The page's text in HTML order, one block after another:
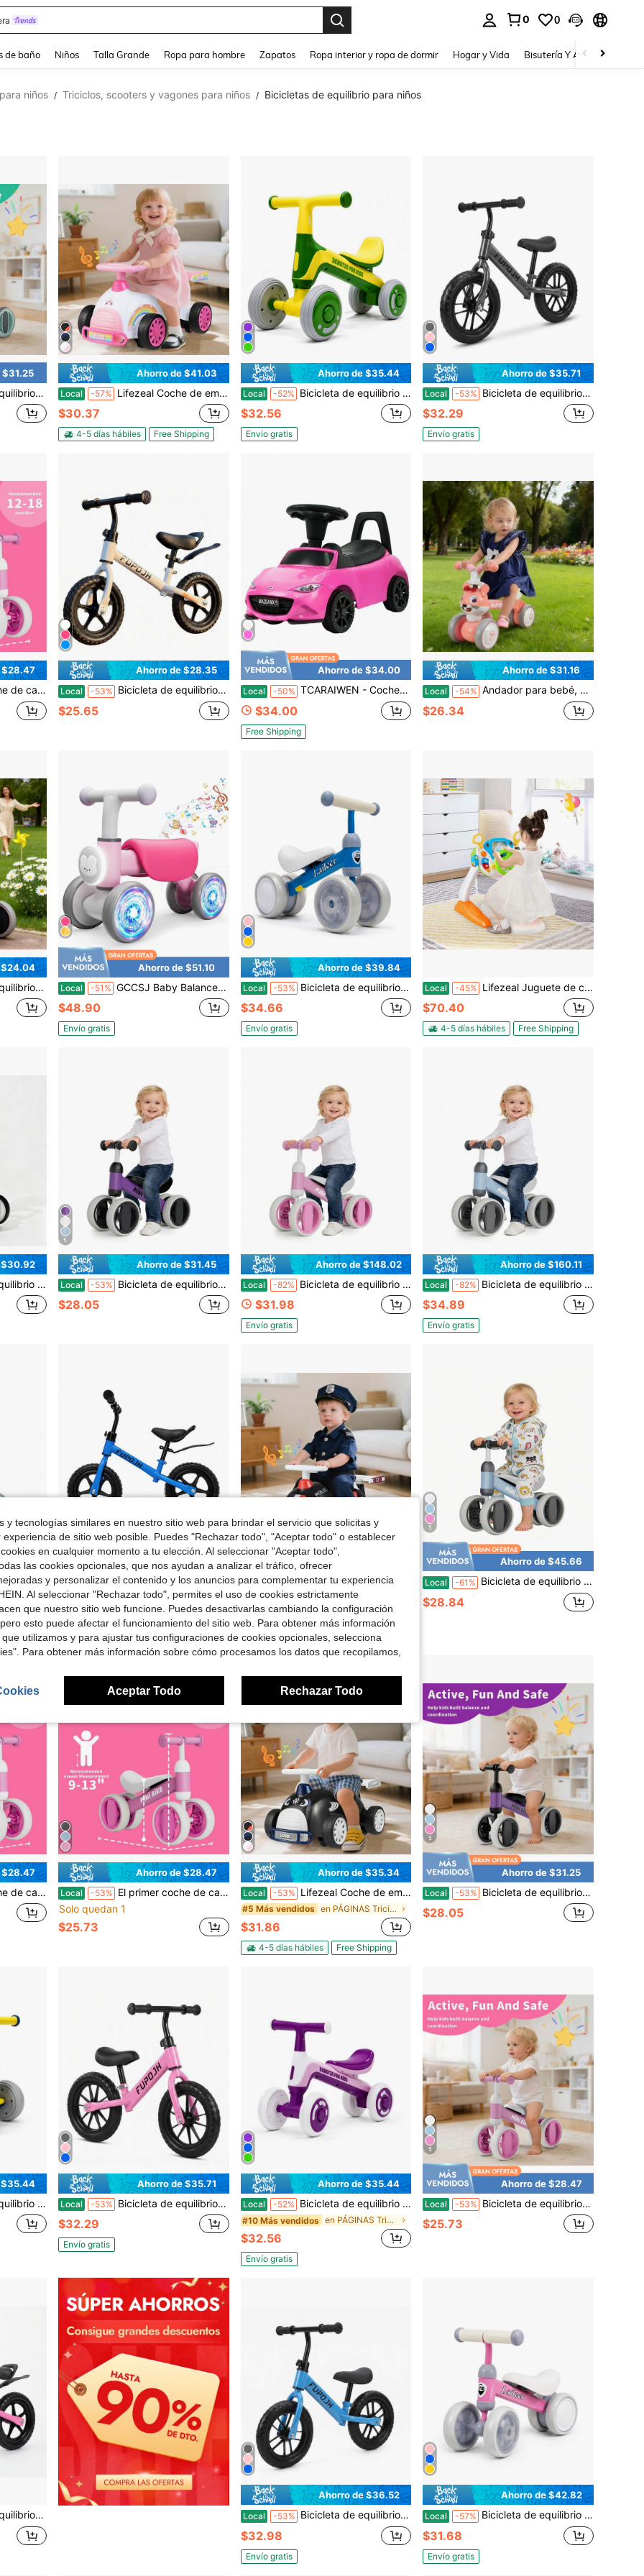
0 0
de baño Niños Talla Grande Ropa para hombre Zapatos Ropa interior y ropa de dormir Hogar y Vida Bisutería Y Accesorios
niños / Triciclos, scooters y vagones para niños / Bicicletas de equilibrio para niños
$31.25
bicicleta para niños pequeños, regalos de primer cumpleaños
Ahorro de $41.03
Local -57% Lifezeal Coche de empuje con música y almacenamiento debajo del asiento con ruedas universales para niños y niñas, en colores negro y rojo / negro y blanco / rosa y blanco
$30.37
4-5 días hábiles Free Shipping
Ahorro de $35.44
Local -52% Bicicleta de equilibrio FUPOJH-808 ultraligera y portátil con cuadro de PP | Bicicleta para niños pequeños con neumáticos EVA antivuelco de 135° | Juguetes para niños pequeños para exteriores e interiores | Regalo de cumpleaños perfecto para niños y niñas (verde)
$32.56
Envío gratis
Ahorro de $35.71
Local -53% Bicicleta de equilibrio, bicicleta de equilibrio ajustable para niños y niñas de 2 a 6 años, bicicleta de entrenamiento sin pedales con neumáticos silenciosos de EVA, bicicleta ligera para niños para uso en interiores y exteriores.
$32.29
Envío gratis
$28.47
experiencia de montar sin necesidad de batería, regalos de Navidad, regalos de Halloween
Ahorro de $28.35
Local -53% Bicicleta de equilibrio de 12 pulgadas para niños de 2 a 6 años, bicicleta de aprendizaje sin pedales con asiento ajustable y neumáticos de EVA, regalo ideal para niños y niñas de 2 años.
$25.65
Ahorro de $34.00
Local -50% TCARAIWEN - Cochecito de paseo para niños pequeños, cochecito para niños con bocina, música, luces, espacio de almacenamiento debajo del asiento, juguete para montar de 1 a 3 años
$34.00
Free Shipping
Ahorro de $31.16
Local -54% Andador para bebé, coche de equilibrio, sin pedales, adecuado para bebés de 1 a 3 años, regalo de primer cumpleaños (rosa)
$26.34
$24.04
12 a 24 meses, regalo de Halloween y Navidad para niños y niñas.
Ahorro de $51.10
Local -51% GCCSJ Baby Balance Bike,Baby Balance Bike for 1-2 Year Old – 4-Wheel Toddler Training Bike with Soft Padded Seat, No Pedal Design for Early Riding, Lightweight Baby Bicycle Gift for Boys Girls 12-24 Months Indoor Outdoor (Pink/Yellow/Black)
$48.90
Envío gratis
Ahorro de $39.84
Local -53% Bicicleta de equilibrio para niños de 1 año: bicicleta infantil de 4 ruedas con ruedas luminosas y cuadro de acero estable. Juguete divertido para niños pequeños, ideal para jugar en interiores y exteriores. Regalo perfecto para niños de 1 año, bebés y niñas en su primer cumpleaños. Color azul.
$34.66
Envío gratis
Local -45% Lifezeal Juguete de conducción simulada para niños, coche de juguete con luces y sonido para que los niños pequeños jueguen
$70.40
4-5 días hábiles Free Shipping
$30.92
primera experiencia de conducción, sin batería, regalos de Navidad y Halloween.
5
Ahorro de $31.45
Local -53% Bicicleta de equilibrio para bebé, cuatro ruedas sin pedales, andador, juguetes para bebés y niños pequeños (niños y niñas), regalo de cumpleaños para niños de un año, primera experiencia de conducción, sin batería, regalos de Navidad y Halloween.
$28.05
Ahorro de $148.02
Local -82% Bicicleta de equilibrio para bebé, cuatro ruedas sin pedales, andador, juguetes para bebés y niños pequeños (niños y niñas), regalo de cumpleaños para niños de un año, primera experiencia de conducción, sin batería, regalos de Navidad y Halloween.
$31.98
Envío gratis
Ahorro de $160.11
Local -82% Bicicleta de equilibrio para bebé, cuatro ruedas sin pedales, andador, juguetes para bebés y niños pequeños (niños y niñas), regalo de cumpleaños para niños de un año, primera experiencia de conducción, sin batería, regalos de Navidad y Halloween.
$34.89
Envío gratis
$30.96
primera experiencia de conducción, sin batería, regalos de Navidad y Halloween. Local -48% Bicicleta de equilibrio de 12 pulgadas para niños de 2 a 6 años, bicicleta de aprendizaje sin pedales con asiento ajustable y neumáticos de EVA, regalo ideal para niños y niñas de 2 años.
$28.35
Ahorro de $38.70
Local -58% Lifezeal Coche de empuje con música y almacenamiento debajo del asiento con ruedas universales para niños y niñas, en colores negro y rojo / negro y blanco / rosa y blanco
$28.50
4-5 días hábiles Free Shipping
5
Ahorro de $45.66
Local -61% Bicicleta de equilibrio para bebés de 1 año, niños y niñas de 12-18 meses, bicicleta de equilibrio para niños pequeños de 4 ruedas, primera bicicleta para niños pequeños, regalos de primer cumpleaños
$28.84
$28.47
experiencia de montar sin necesidad de batería, regalos de Navidad, regalos de Halloween
Ahorro de $28.47
Local -53% El primer coche de caminar del bebé, bicicleta de equilibrio perfecta como primer vehículo para niños pequeños de 1+ años, regalo de cumpleaños para niños de un año, primera experiencia de montar sin necesidad de batería, regalos de Navidad, regalos de Halloween
Solo quedan 1
$25.73
Ahorro de $35.34
Local -53% Lifezeal Coche de empuje con música y almacenamiento debajo del asiento con ruedas universales para niños y niñas, en colores negro y rojo / negro y blanco / rosa y blanco
#5 Más vendidos en PÁGINAS Triciclos, patinetes y vagones para niñ
$31.86
4-5 días hábiles Free Shipping
5
Ahorro de $31.25
Local -53% Bicicleta de equilibrio para bebés de 1 año, niños y niñas de 12-18 meses, bicicleta de equilibrio para niños pequeños, primera bicicleta de 4 ruedas para niños pequeños, regalos de primer cumpleaños
$28.05
$35.44
exteriores e interiores | Regalo de cumpleaños perfecto para niños y niñas (azul)
Ahorro de $35.71
Local -53% Bicicleta de equilibrio, bicicleta de equilibrio ajustable para niños y niñas de 2 a 6 años, bicicleta de entrenamiento sin pedales con neumáticos silenciosos de EVA, bicicleta ligera para niños para uso en interiores y exteriores. Rosa
$32.29
Envío gratis
Ahorro de $35.44
Local -52% Bicicleta de equilibrio FUPOJH-808 ultraligera y portátil con cuadro de PP | Bicicleta para niños pequeños con neumáticos EVA antivuelco de 135° | Juguetes para niños pequeños para exteriores e interiores | Regalo de cumpleaños perfecto para niños y niñas (morado)
#10 Más vendidos en PÁGINAS Triciclos, patinetes y vagones para niñ
$32.56
Envío gratis
5
Ahorro de $28.47
Local -53% Bicicleta de equilibrio para bebés de 1 año, niños y niñas de 12-18 meses, bicicleta de equilibrio para niños pequeños, primera bicicleta de 4 ruedas para niños pequeños, regalos para el primer cumpleaños
$25.73
de EVA, regalo ideal para niños y niñas de 2 años.
Ahorro de $36.52
Local -53% Bicicleta de equilibrio, bicicleta de equilibrio ajustable para niños y niñas de 2 a 6 años, bicicleta de entrenamiento sin pedales con neumáticos silenciosos de EVA, bicicleta ligera para niños para uso en interiores y exteriores. Azul
$32.98
Envío gratis
Ahorro de $42.82
Local -57% Bicicleta de equilibrio para niños de 1 año: bicicleta infantil de 4 ruedas con ruedas luminosas y cuadro de acero estable. Juguete divertido para niños pequeños, ideal para jugar en interiores y exteriores. Regalo perfecto para niños de 1 año, bebés y niñas en su primer cumpleaños. Color rosa.
$31.68
Envío gratis
y tecnologías similares en nuestro sitio web para brindar el servicio que solicitas y
de sitio web posible. Puedes "Rechazar todo", "Aceptar todo" o establecer
en cualquier momento a tu elección. Al seleccionar "Aceptar todo",
las cookies opcionales, que nos ayudan a analizar el tráfico, ofrecer
y personalizar el contenido y los anuncios para complementar tu experiencia
Al seleccionar "Rechazar todo", permites el uso de cookies estrictamente
que nuestro sitio web funcione. Puedes desactivarlas cambiando la configuración
esto puede afectar el funcionamiento del sitio web. Para obtener más información
utilizamos y para ajustar tus configuraciones de cookies opcionales, selecciona
Para obtener más información sobre cómo procesamos los datos que recopilamos,
Aceptar Todo Rechazar Todo